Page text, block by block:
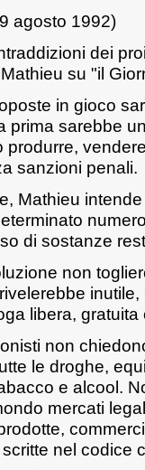
agosto 1992)
dei
su "il
in gioco
prima sarebbe
produrre,
sanzioni penali.
Mathieu
di sostanze
non
libera, gratuita
non
le droghe,
e alcool.
mercati
nel codice